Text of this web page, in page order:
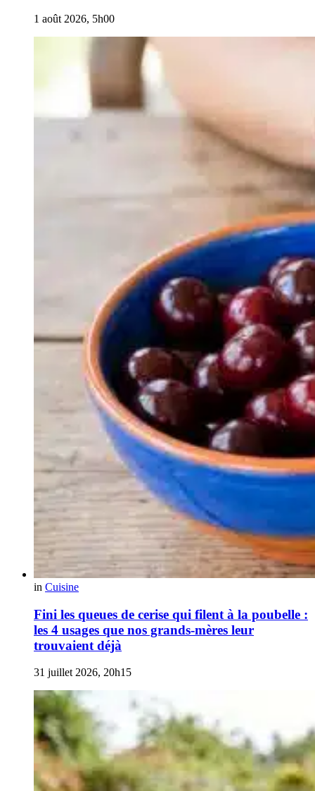
1 août 2026, 5h00
in Cuisine
Fini les queues de cerise qui filent à la poubelle :
les 4 usages que nos grands-mères leur
trouvaient déjà
31 juillet 2026, 20h15